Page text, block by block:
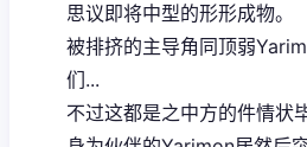
思议即将中型的形形成物。
被排挤的主导角同顶弱
们...
不过这都是之中方的件情状毕